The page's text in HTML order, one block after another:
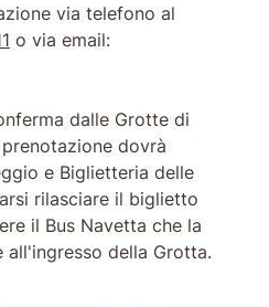
via telefono al
o via email:
dalle Grotte di
dovrà
e Biglietteria delle
rilasciare il biglietto
il Bus Navetta che la
della Grotta.